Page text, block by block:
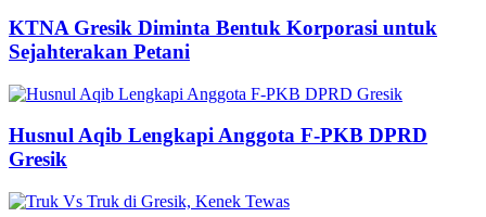
KTNA Gresik Diminta Bentuk Korporasi untuk
Sejahterakan Petani
Husnul Aqib Lengkapi Anggota F-PKB DPRD
Gresik